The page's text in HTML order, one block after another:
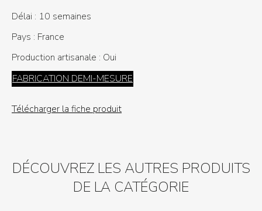
Délai : 10 semaines
Pays : France
Production artisanale : Oui
FABRICATION DEMI-MESURE
Télécharger la fiche produit
DÉCOUVREZ LES AUTRES PRODUITS
DE LA CATÉGORIE